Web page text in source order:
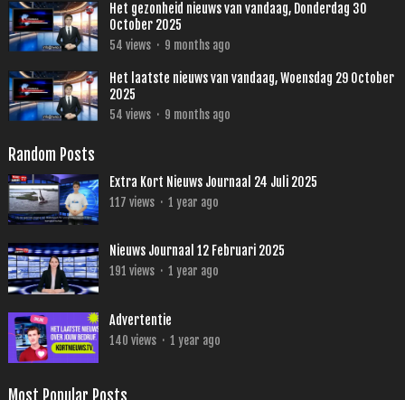
Het gezonheid nieuws van vandaag, Donderdag 30
October 2025
54 views · 9 months ago
Het laatste nieuws van vandaag, Woensdag 29 October
2025
54 views · 9 months ago
Random Posts
Extra Kort Nieuws Journaal 24 Juli 2025
117 views · 1 year ago
Nieuws Journaal 12 Februari 2025
191 views · 1 year ago
Advertentie
140 views · 1 year ago
Most Popular Posts